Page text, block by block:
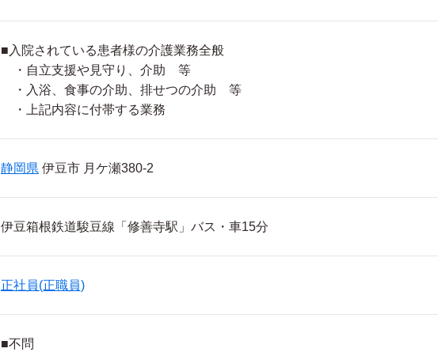
■入院されている患者様の介護業務全般
・自立支援や見守り、介助 等
・入浴、食事の介助、排せつの介助 等
・上記内容に付帯する業務
静岡県 伊豆市 月ケ瀬380-2
伊豆箱根鉄道駿豆線「修善寺駅」バス・車15分
正社員(正職員)
■不問